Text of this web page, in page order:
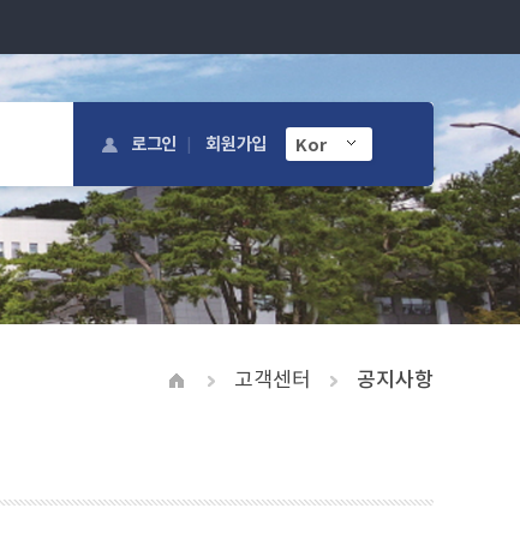
로그인 회원가입
고객센터 공지사항